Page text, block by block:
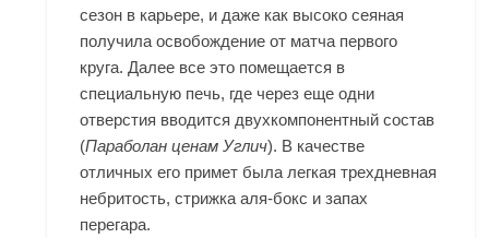
сезон в карьере, и даже как высоко сеяная
получила освобождение от матча первого
круга. Далее все это помещается в
специальную печь, где через еще одни
отверстия вводится двухкомпонентный состав
(Параболан ценам Углич). В качестве
отличных его примет была легкая трехдневная
небритость, стрижка аля-бокс и запах
перегара.